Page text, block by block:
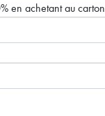
en achetant au carton